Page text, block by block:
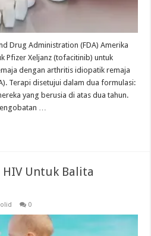
Drug Administration (FDA) Amerika
Pfizer Xeljanz (tofacitinib) untuk
dengan arthritis idiopatik remaja
Terapi disetujui dalam dua formulasi:
yang berusia di atas dua tahun.
…
Untuk Balita
0